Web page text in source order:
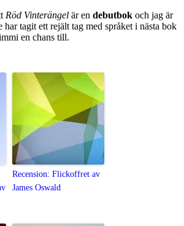
Röd Vinterängel är en debutbok och jag är
tagit ett rejält tag med språket i nästa bok
en chans till.
Recension: Flickoffret av
James Oswald